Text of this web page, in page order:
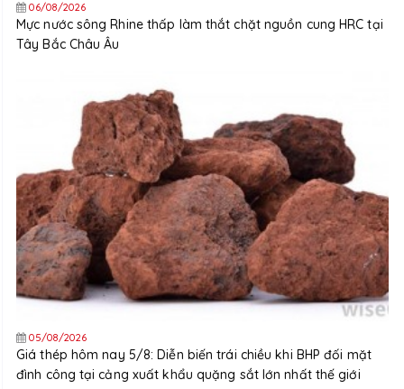
06/08/2026
Mực nước sông Rhine thấp làm thắt chặt nguồn cung HRC tại
Tây Bắc Châu Âu
05/08/2026
Giá thép hôm nay 5/8: Diễn biến trái chiều khi BHP đối mặt
đình công tại cảng xuất khẩu quặng sắt lớn nhất thế giới